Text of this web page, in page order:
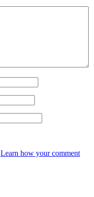
Learn how your comment